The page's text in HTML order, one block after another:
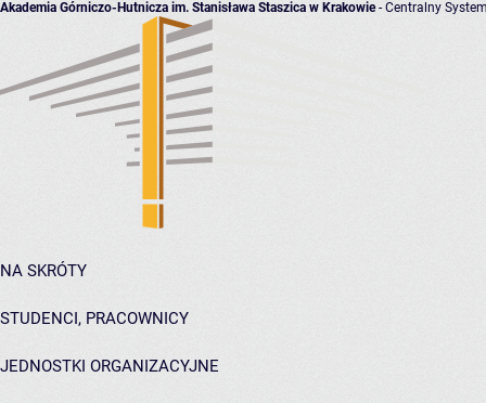
Akademia Górniczo-Hutnicza im. Stanisława Staszica w Krakowie- Centralny
NA SKRÓTY
STUDENCI, PRACOWNICY
JEDNOSTKI ORGANIZACYJNE